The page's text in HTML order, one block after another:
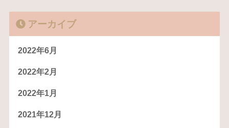
アーカイブ
2022年6月
2022年2月
2022年1月
2021年12月